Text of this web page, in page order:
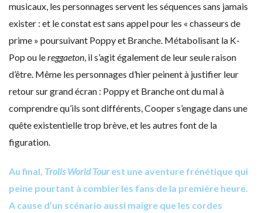
musicaux, les personnages servent les séquences sans jamais
exister : et le constat est sans appel pour les « chasseurs de
prime » poursuivant Poppy et Branche. Métabolisant la K-
Pop ou lereggaeton, il s’agit également de leur seule raison
d’être. Même les personnages d’hier peinent à justifier leur
retour sur grand écran : Poppy et Branche ont du mal à
comprendre qu’ils sont différents, Cooper s’engage dans une
quête existentielle trop brève, et les autres font de la
figuration.
Au final, Trolls World Tourest une aventure frénétique qui
peine pourtant à combler les fans de la première heure.
A cause d’un scénario aussi maigre que les cordes